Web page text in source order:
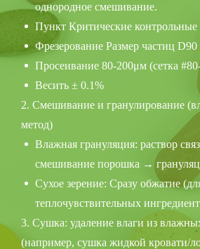
однородное смешивание.
Пункт Критические контрольные
Фрезерование Размер частиц D90
Просеивание 80-200μм (сетка
Весить ± 0.1%
2. Смешивание и гранулирование
метод)
Влажная грануляция: раствор
смешивание порошка →
Сухое зерение: Сразу обжатие
теплочувствительных
3. Сушка: удаление влаги из
(например, сушка жидкой кровати/